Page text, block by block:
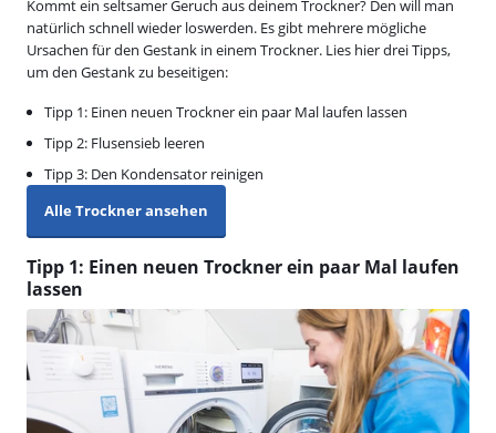
Kommt ein seltsamer Geruch aus deinem Trockner? Den will man
natürlich schnell wieder loswerden. Es gibt mehrere mögliche
Ursachen für den Gestank in einem Trockner. Lies hier drei Tipps,
um den Gestank zu beseitigen:
Tipp 1: Einen neuen Trockner ein paar Mal laufen lassen
Tipp 2: Flusensieb leeren
Tipp 3: Den Kondensator reinigen
Alle Trockner ansehen
Tipp 1: Einen neuen Trockner ein paar Mal laufen
lassen